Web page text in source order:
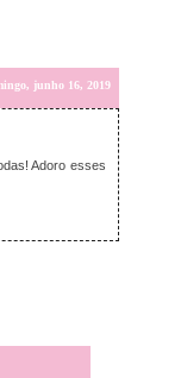
junho 16, 2019
Adoro esses